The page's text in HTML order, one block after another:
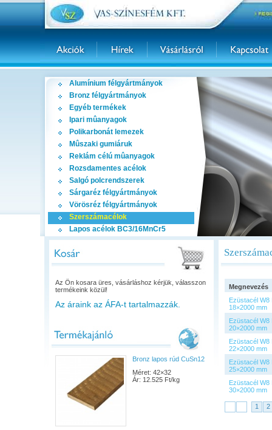
Alumínium félgyártmányok
Bronz félgyártmányok
Egyéb termékek
Ipari mûanyagok
Polikarbonát lemezek
Mûszaki gumiáruk
Reklám célú mûanyagok
Rozsdamentes acélok
Salgó polcrendszerek
Sárgaréz félgyártmányok
Vörösréz félgyártmányok
Szerszámacélok
Lapos acélok BC3/16MnCr5
Az Ön kosara üres, vásárláshoz kérjük, válasszon
termékeink közül!
Az áraink az ÁFA-t tartalmazzák.
Bronz lapos rúd CuSn12
Méret: 42×32
Ár: 12.525 Ft/kg
Megnevezés
Ezüstacél W8
18×2000 mm
Ezüstacél W8
20×2000 mm
Ezüstacél W8
22×2000 mm
Ezüstacél W8
25×2000 mm
Ezüstacél W8
30×2000 mm
1 2